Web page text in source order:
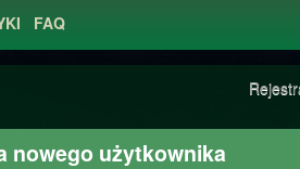
FAQ
nowego użytkownika